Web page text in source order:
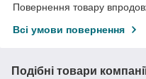
Повернення товару
Всі умови повернення
Подібні товари